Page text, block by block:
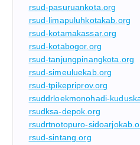
rsud-pasuruankota.org
rsud-limapuluhkotakab.org
rsud-kotamakassar.org
rsud-kotabogor.org
rsud-tanjungpinangkota.org
rsud-simeuluekab.org
rsud-tpikepriprov.org
rsuddrloekmonohadi-
rsudksa-depok.org
rsudrtnotopuro-
rsud-sintang.org